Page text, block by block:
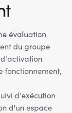
évaluation
du groupe
fonctionnement,
d'exécution
d'un espace